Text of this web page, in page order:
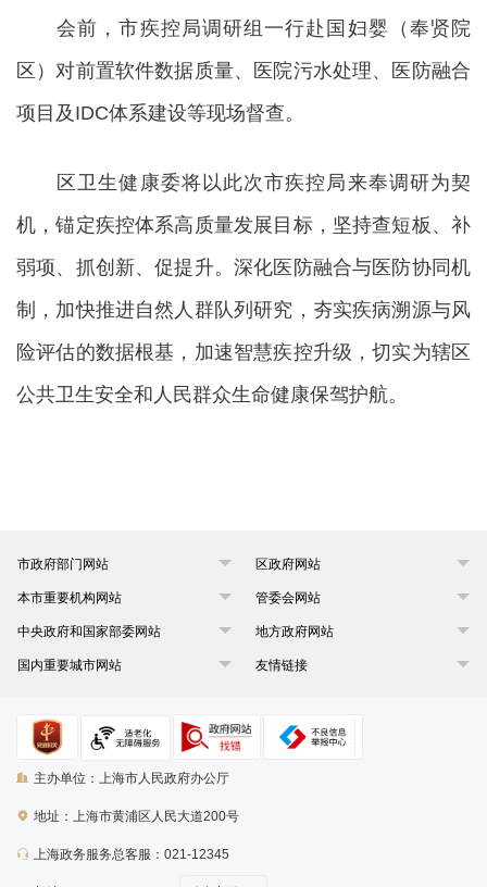
会前，市疾控局调研组一行赴国妇婴（奉贤院
区）对前置软件数据质量、医院污水处理、医防融合
项目及IDC体系建设等现场督查。
区卫生健康委将以此次市疾控局来奉调研为契
机，锚定疾控体系高质量发展目标，坚持查短板、补
弱项、抓创新、促提升。深化医防融合与医防协同机
制，加快推进自然人群队列研究，夯实疾病溯源与风
险评估的数据根基，加速智慧疾控升级，切实为辖区
公共卫生安全和人民群众生命健康保驾护航。
市政府部门网站 区政府网站
本市重要机构网站 管委会网站
中央政府和国家部委网站 地方政府网站
国内重要城市网站 友情链接
主办单位：上海市人民政府办公厅
地址：上海市黄浦区人民大道200号
上海政务服务总客服：021-12345